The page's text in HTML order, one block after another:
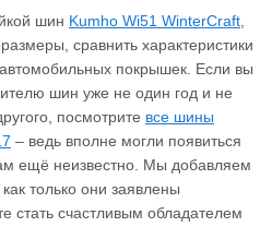
шин Kumho Wi51 WinterCraft,
сравнить характеристики
покрышек. Если вы
шин уже не один год и не
посмотрите все шины
– ведь вполне могли появиться
ещё неизвестно. Мы добавляем
только они заявлены
стать счастливым обладателем